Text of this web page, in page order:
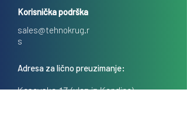
Korisnička podrška
sales@tehnokrug.r
s
Adresa za lično preuzimanje:
Kosovska 17 (ulaz iz Kondine),